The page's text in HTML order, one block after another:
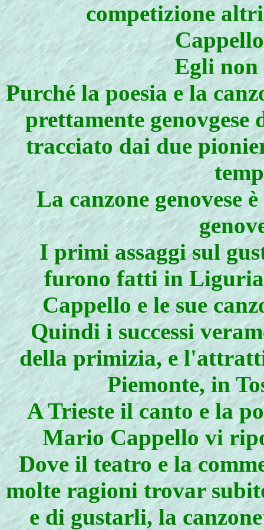
competizione
Egli non
Purché la poesia e la
prettamente genovgese
tracciato dai due
La canzone genovese
I primi assaggi sul
furono fatti in
Cappello e le sue
Quindi i successi
della primizia, e
Piemonte, in
A Trieste il canto e la
Mario Cappello vi
Dove il teatro e la
molte ragioni trovar
e di gustarli, la